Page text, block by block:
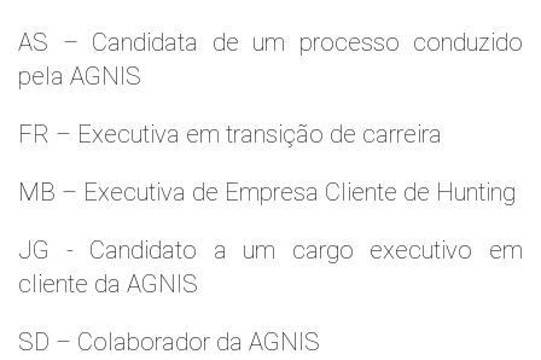
AS – Candidata de um processo conduzido
pela AGNIS
FR – Executiva em transição de carreira
MB – Executiva de Empresa Cliente de Hunting
JG - Candidato a um cargo executivo em
cliente da AGNIS
SD – Colaborador da AGNIS